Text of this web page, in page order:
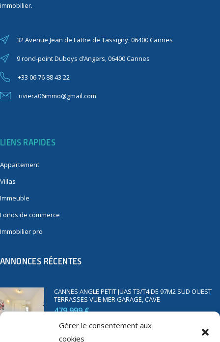
Gérer le consentement aux
cookies
immobilier.
32 Avenue Jean de Lattre de Tassigny, 06400 Cannes
9 rond-point Duboys d’Angers, 06400 Cannes
+33 06 76 88 43 22
riviera06immo@gmail.com
LIENS RAPIDES
Appartement
Villas
Immeuble
Fonds de commerce
Immobilier pro
ANNONCES RÉCENTES
CANNES ANGLE PETIT JUAS T3/T4 DE 97M2 SUD OUEST
TERRASSES VUE MER GARAGE, CAVE
479 999 €